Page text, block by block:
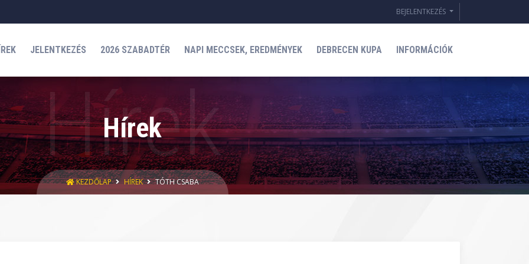
BEJELENTKEZÉS
JELENTKEZÉS 2026 SZABADTÉR NAPI MECCSEK, EREDMÉNYEK DEBRECEN KUPA INFORMÁCIÓK
Hírek
KEZDŐLAP HÍREK TÓTH CSABA